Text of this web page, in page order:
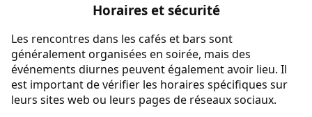
Horaires et sécurité
Les rencontres dans les cafés et bars sont
généralement organisées en soirée, mais des
événements diurnes peuvent également avoir lieu. Il
est important de vérifier les horaires spécifiques sur
leurs sites web ou leurs pages de réseaux sociaux.